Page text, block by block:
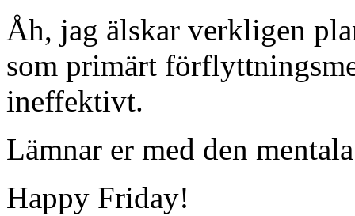
Åh, jag älskar verkligen
som primärt
ineffektivt.
Lämnar er med den
Happy Friday!